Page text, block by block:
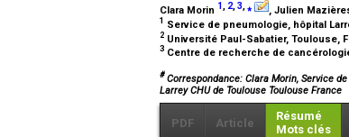
Clara Morin 1, 2,3,⁎ , Julien
1 Service de pneumologie, hôpital
2 Université Paul-Sabatier, Toulouse,
3 Centre de recherche de
#Correspondance: Clara Morin, Service
Larrey CHU de Toulouse Toulouse France
PDF Article
Résumé
Mots clés